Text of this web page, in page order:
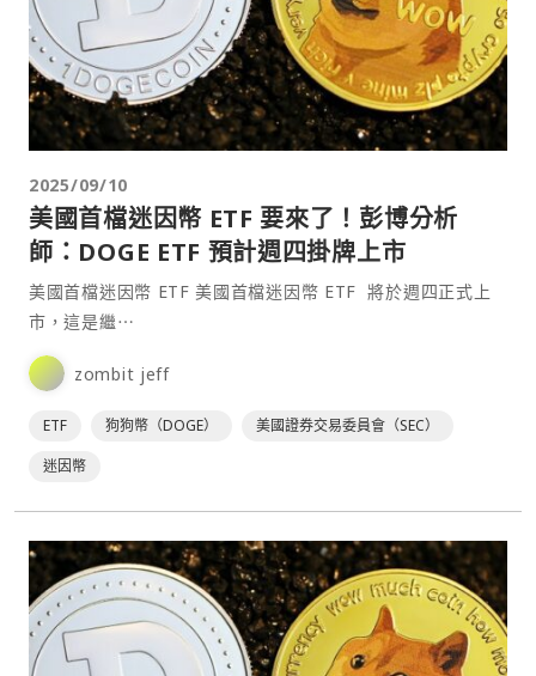
2025/09/10
美國首檔迷因幣 ETF 要來了！彭博分析
師：DOGE ETF 預計週四掛牌上市
美國首檔迷因幣 ETF 美國首檔迷因幣 ETF 將於週四正式上
市，這是繼⋯
zombit jeff
ETF 狗狗幣（DOGE）
美國證券交易委員會（SEC）
迷因幣